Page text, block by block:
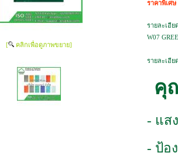
[ คลิกเพื่อดูภาพขยาย]
ราคาพิเศ
รายละเอีย
W07
รายละเอีย
คุ
- แส
- ป้อ